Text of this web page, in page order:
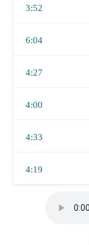
3:52
6:04
4:27
4:00
4:33
4:19